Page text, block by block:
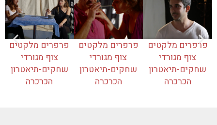
פרפרים מלקטים
צוף מגורדי
שחקים-תיאטרון
הכרכרה
פרפרים מלקטים
צוף מגורדי
שחקים-תיאטרון
הכרכרה
פרפרים מלקטים
צוף מגורדי
שחקים-תיאטרון
הכרכרה